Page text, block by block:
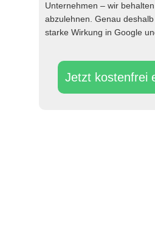
Jetzt kostenfrei
Unternehmen – wir
abzulehnen. Genau
starke Wirkung in Google